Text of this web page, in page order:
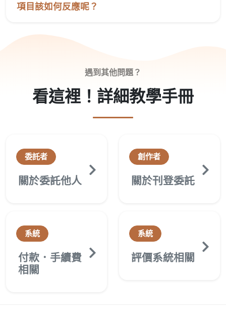
項目該如何反應呢？
遇到其他問題？
看這裡！詳細教學手冊
委託者
關於委託他人
創作者
關於刊登委託
系統
付款．手續費
相關
系統
評價系統相關